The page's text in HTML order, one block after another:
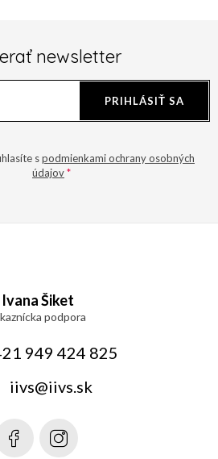
newsletter
spodmienkami ochrany osobných
údajov
PRIHLÁSIŤ SA
Ivana Šiket
949 424 825
iivs@iivs.sk